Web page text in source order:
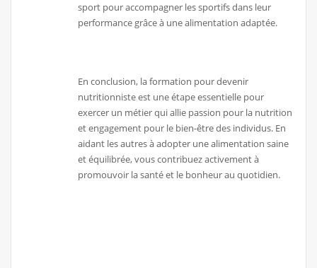
sport pour accompagner les sportifs dans leur
performance grâce à une alimentation adaptée.
En conclusion, la formation pour devenir
nutritionniste est une étape essentielle pour
exercer un métier qui allie passion pour la nutrition
et engagement pour le bien-être des individus. En
aidant les autres à adopter une alimentation saine
et équilibrée, vous contribuez activement à
promouvoir la santé et le bonheur au quotidien.